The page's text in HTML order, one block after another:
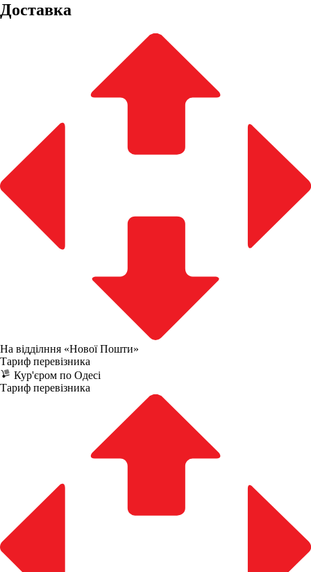
Доставка
На відділння «Нової Пошти»
Тариф перевізника
Кур'єром по Одесі
Тариф перевізника